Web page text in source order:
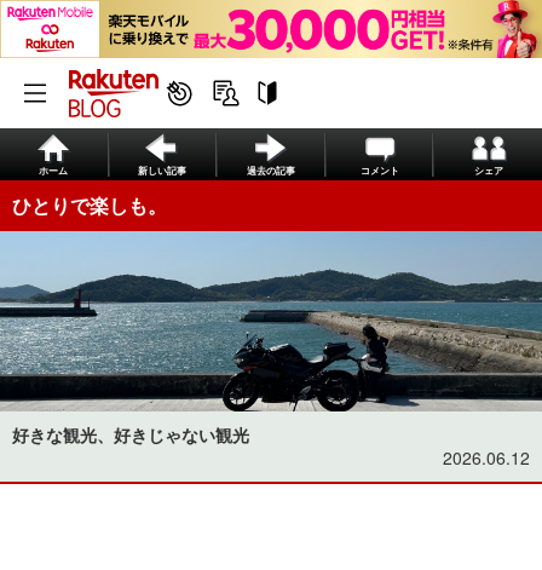
ホーム 新しい記事 過去の記事 コメント シェア
ひとりで楽しも。
好きな観光、好きじゃない観光
2026.06.12